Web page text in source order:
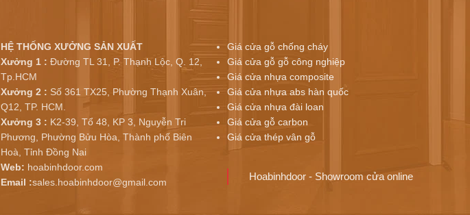
HỆ THỐNG XƯỞNG SẢN XUẤT
Xưởng 1 : Đường TL 31, P. Thạnh Lộc, Q. 12,
Tp.HCM
Xưởng 2 : Số 361 TX25, Phường Thạnh Xuân,
Q12, TP. HCM.
Xưởng 3 : K2-39, Tổ 48, KP 3, Nguyễn Tri
Phương, Phường Bửu Hòa, Thành phố Biên
Hoà, Tỉnh Đồng Nai
Web: hoabinhdoor.com
Email :sales.hoabinhdoor@gmail.com
Giá cửa gỗ chống cháy
Giá cửa gỗ gỗ công nghiệp
Giá cửa nhựa composite
Giá cửa nhựa abs hàn quốc
Giá cửa nhựa đài loan
Giá cửa gỗ carbon
Giá cửa thép vân gỗ
Hoabinhdoor - Showroom cửa online